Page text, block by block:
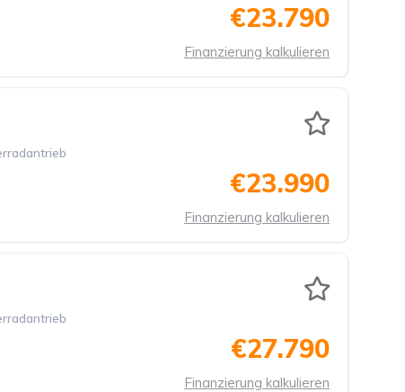
€23.790
Finanzierung kalkulieren
€23.990
Finanzierung kalkulieren
€27.790
Finanzierung kalkulieren